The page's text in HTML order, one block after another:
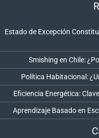
Estado de Excepción
Smishing en Chile:
Política Habitacional:
Eficiencia Energética:
Aprendizaje Basado en